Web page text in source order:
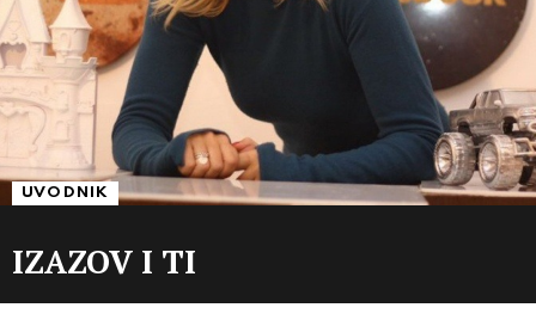
UVODNIK
IZAZOV I TI